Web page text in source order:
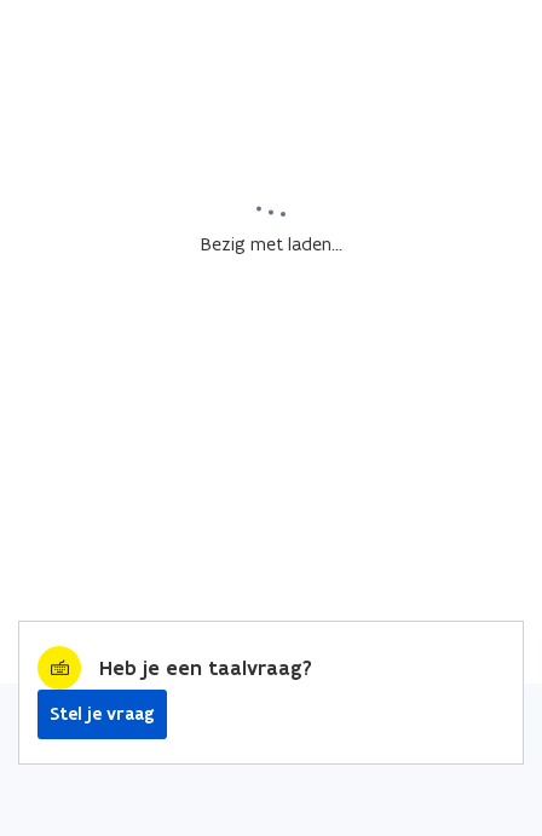
Bezig met laden...
Heb je een taalvraag?
Stel je vraag